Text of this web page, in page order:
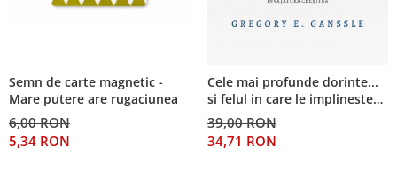
Semn de carte magnetic -
Mare putere are rugaciunea
6,00 RON
5,34 RON
Cele mai profunde dorinte...
si felul in care le implineste
invatatura crestina
39,00 RON
34,71 RON